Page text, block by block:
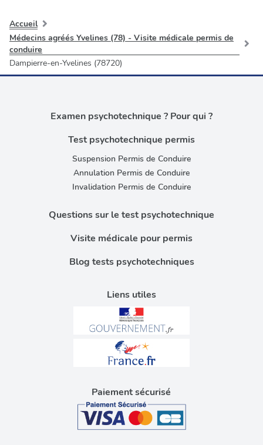
Accueil
Médecins agréés Yvelines (78) - Visite médicale permis de
conduire
Dampierre-en-Yvelines (78720)
Liens utiles
Examen psychotechnique ? Pour qui ?
Test psychotechnique permis
Suspension Permis de Conduire
Annulation Permis de Conduire
Invalidation Permis de Conduire
Questions sur le test psychotechnique
Visite médicale pour permis
Blog tests psychotechniques
Paiement sécurisé